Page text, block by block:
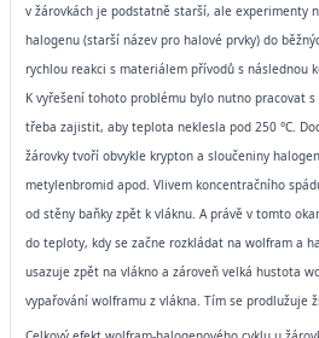
v žárovkách je podstatně starší, ale experimenty
halogenu (starší název pro halové prvky) do
rychlou reakci s materiálem přívodů s následnou
K vyřešení tohoto problému bylo nutno pracovat
třeba zajistit, aby teplota neklesla pod 250 °C.
žárovky tvoří obvykle krypton a sloučeniny
metylenbromid apod. Vlivem koncentračního
od stěny baňky zpět k vláknu. A právě v tomto
do teploty, kdy se začne rozkládat na wolfram a
usazuje zpět na vlákno a zároveň velká hustota
vypařování wolframu z vlákna. Tím se prodlužuje